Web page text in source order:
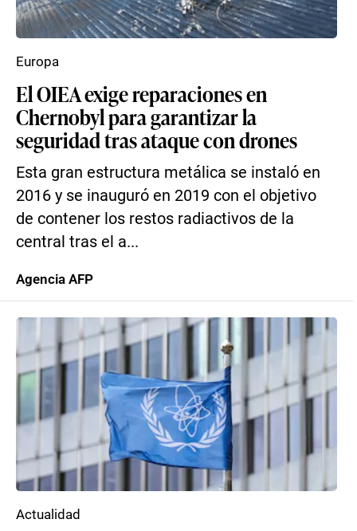
El OIEA exige reparaciones en
Chernobyl para garantizar la
seguridad tras ataque con drones
Esta gran estructura metálica se instaló en
2016 y se inauguró en 2019 con el objetivo
de contener los restos radiactivos de la
central tras el a...
Europa
Agencia AFP
Actualidad